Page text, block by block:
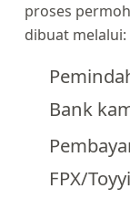
proses
dibuat melalui:
Bank
FPX/